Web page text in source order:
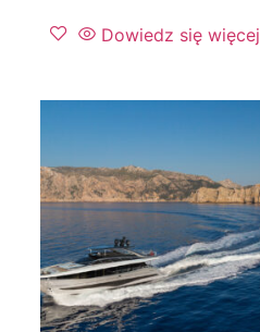
Dowiedz się więcej